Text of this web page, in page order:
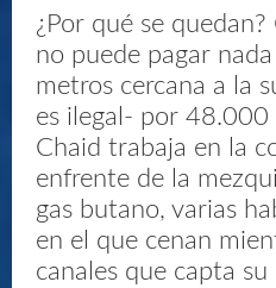
¿Por qué se
no puede pagar
metros cercana a la
es ilegal- por 48.000
Chaid trabaja en la
enfrente de la
gas butano, varias
en el que cenan
canales que capta